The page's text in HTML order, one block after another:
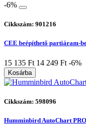
-6%
Cikkszám: 901216
CEE beépíthető partiáram-
15 135 Ft 14 249 Ft -6%
Kosárba
Cikkszám: 598096
Humminbird AutoChart